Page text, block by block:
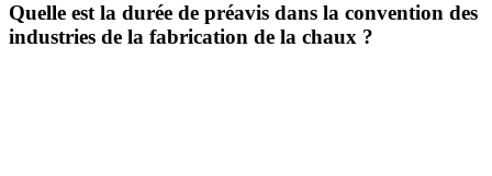
Quelle est la durée de préavis dans la convention des
industries de la fabrication de la chaux ?